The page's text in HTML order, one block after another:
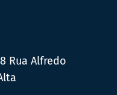
Rua Alfredo